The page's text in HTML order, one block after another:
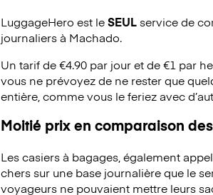
LuggageHero est leSEULservice de
journaliers à Machado.
Un tarif de €4.90 par jour et de €1 par
vous ne prévoyez de ne rester que
entière, comme vous le feriez avec
Moitié prix en comparaison
Les casiers à bagages, également
chers sur une base journalière que le
voyageurs ne pouvaient mettre leurs